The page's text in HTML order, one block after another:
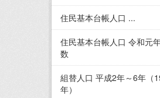
住民基本台帳人口 ...
住民基本台帳人口 令和元
数
組替人口 平成2年～6年（
年）